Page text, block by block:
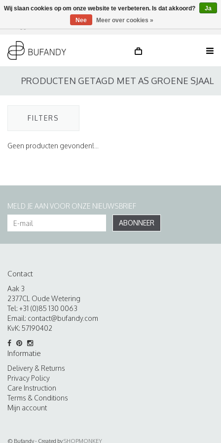
DE / EN
PRODUCTEN GETAGD MET AS GROENE SJAAL
FILTERS
Geen producten gevonden!...
MELD JE AAN VOOR ONZE NIEUWSBRIEF
ABONNEER
Contact
Aak 3
2377CL Oude Wetering
Tel: +31 (0)85 130 0063
Email: contact@bufandy.com
KvK: 57190402
Informatie
Delivery & Returns
Privacy Policy
Care Instruction
Terms & Conditions
Mijn account
© Bufandy - Created bySHOPMONKEY
Wij slaan cookies op om onze website te verbeteren. Is dat akkoord?
Ja
Nee
Meer over cookies »